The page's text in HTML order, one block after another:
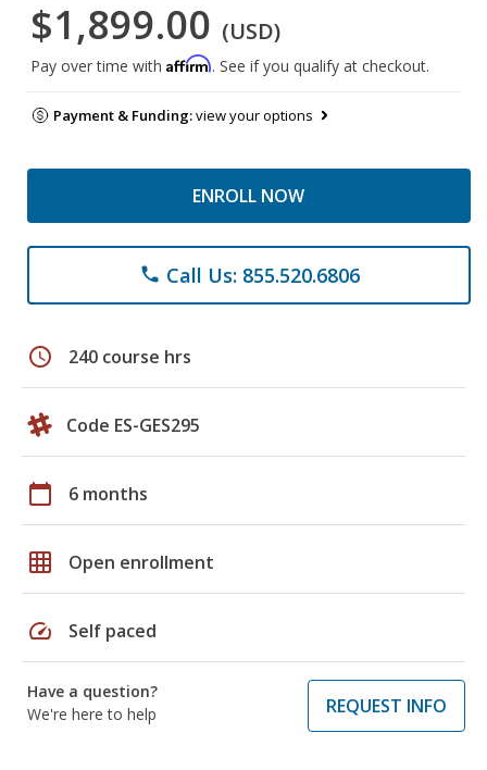
$1,899.00 (USD)
Pay over time with Affirm. See if you qualify at checkout.
Payment & Funding:view your options
ENROLL NOW
phone Call Us: 855.520.6806
schedule 240 course hrs
Code ES-GES295
calendar_today 6 months
grid_on Open enrollment
speed Self paced
Have a question?
We're here to help
REQUEST INFO